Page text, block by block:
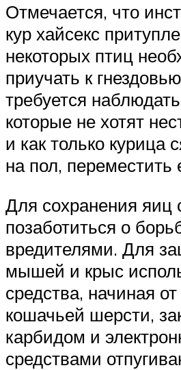
Отмечается, что
кур хайсекс
некоторых птиц
приучать к
требуется
которые не хотят
и как только курица
на пол, переместить
Для сохранения яиц
позаботиться о
вредителями. Для
мышей и крыс
средства, начиная
кошачьей шерсти,
карбидом и
средствами